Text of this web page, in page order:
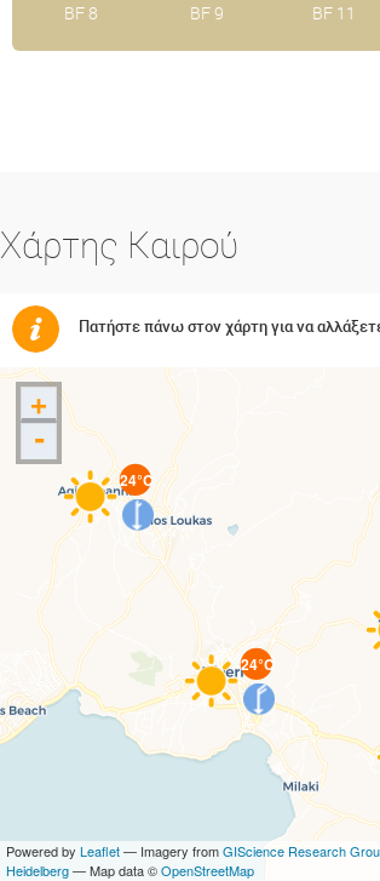
BF 8 BF 9 BF 11
Χάρτης Καιρού
Πατήστε πάνω στον χάρτη για να
24°C
24°C
+
-
Powered by Leaflet— Imagery fromGIScience Research
Heidelberg— Map data ©OpenStreetMap